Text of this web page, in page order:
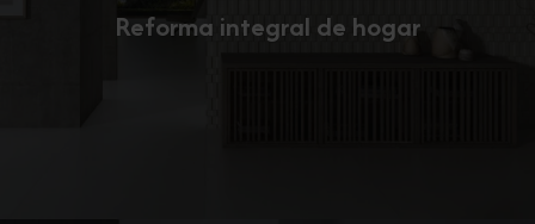
Reforma integral de hogar